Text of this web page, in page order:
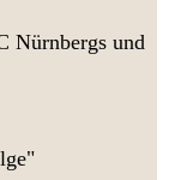
Nürnbergs und